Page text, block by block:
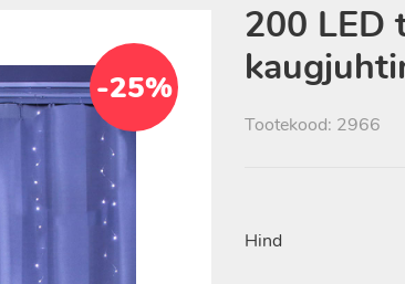
-25%
200 LED
Tootekood: 2966
Hind